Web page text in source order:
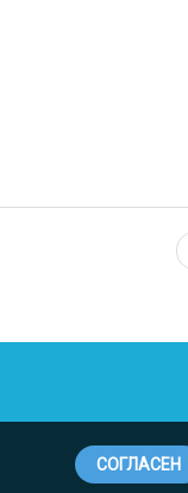
СОГЛАСЕН